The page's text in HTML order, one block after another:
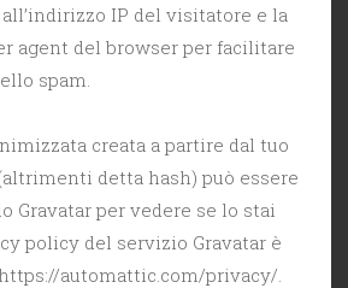
IP del visitatore e la
agent del browser per facilitare
spam.
creata a partire dal tuo
detta hash) può essere
Gravatar per vedere se lo stai
policy del servizio Gravatar è
automattic.com/privacy/.